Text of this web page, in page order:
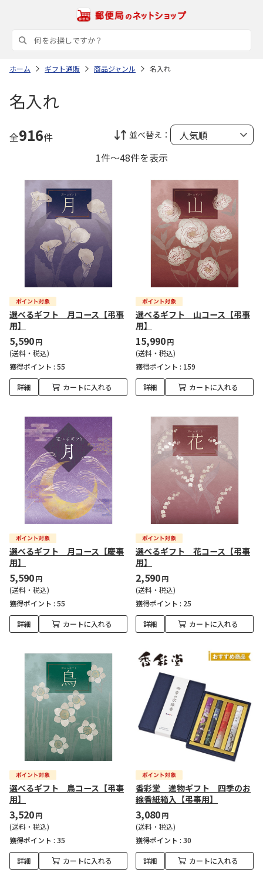
ホーム ギフト通販 商品ジャンル 名入れ
名入れ
全916件 並べ替え：
1件～48件を表示
選べるギフト 月コース【弔事
用】
5,590円
(送料・税込)
獲得ポイント : 55
詳細 カートに入れる
選べるギフト 山コース【弔事
用】
15,990円
(送料・税込)
獲得ポイント : 159
詳細 カートに入れる
選べるギフト 月コース【慶事
用】
5,590円
(送料・税込)
獲得ポイント : 55
詳細 カートに入れる
選べるギフト 花コース【弔事
用】
2,590円
(送料・税込)
獲得ポイント : 25
詳細 カートに入れる
選べるギフト 鳥コース【弔事
用】
3,520円
(送料・税込)
獲得ポイント : 35
詳細 カートに入れる
香彩堂 進物ギフト 四季のお
線香紙箱入【弔事用】
3,080円
(送料・税込)
獲得ポイント : 30
詳細 カートに入れる